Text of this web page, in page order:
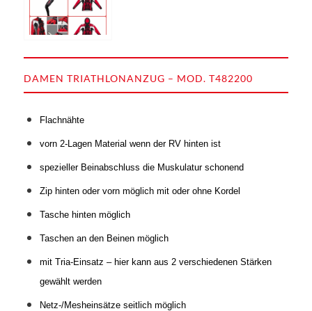
DAMEN TRIATHLONANZUG – MOD. T482200
Flachnähte
vorn 2-Lagen Material wenn der RV hinten ist
spezieller Beinabschluss die Muskulatur schonend
Zip hinten oder vorn möglich mit oder ohne Kordel
Tasche hinten möglich
Taschen an den Beinen möglich
mit Tria-Einsatz – hier kann aus 2 verschiedenen Stärken
gewählt werden
Netz-/Mesheinsätze seitlich möglich